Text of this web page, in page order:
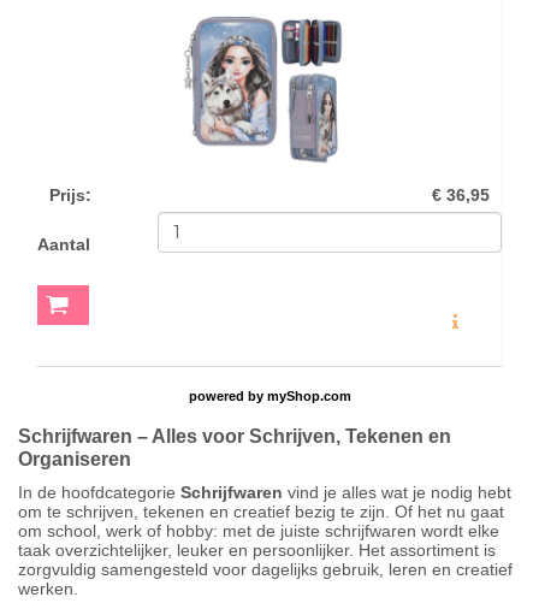
Prijs: € 36,95
Aantal
powered by myShop.com
Schrijfwaren – Alles voor Schrijven, Tekenen en
Organiseren
In de hoofdcategorie Schrijfwaren vind je alles wat je nodig hebt
om te schrijven, tekenen en creatief bezig te zijn. Of het nu gaat
om school, werk of hobby: met de juiste schrijfwaren wordt elke
taak overzichtelijker, leuker en persoonlijker. Het assortiment is
zorgvuldig samengesteld voor dagelijks gebruik, leren en creatief
werken.